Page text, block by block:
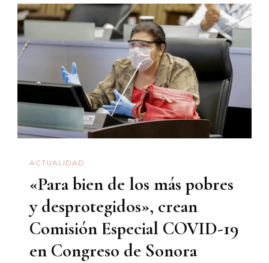
ACTUALIDAD
«Para bien de los más pobres
y desprotegidos», crean
Comisión Especial COVID-19
en Congreso de Sonora